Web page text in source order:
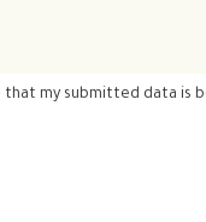
that my submitted data is